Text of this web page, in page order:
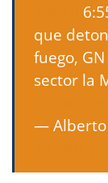
que
fuego,
sector la
— Alberto